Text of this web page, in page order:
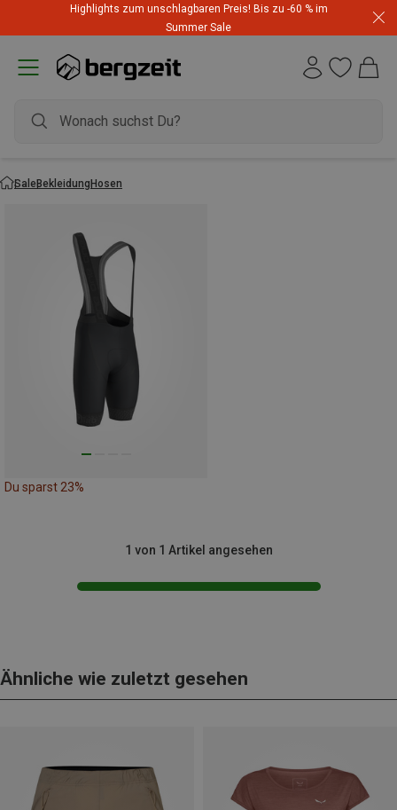
Highlights zum unschlagbaren Preis! Bis zu -60 % im
Summer Sale
SaleBekleidungHosen
Du sparst 23%
1 von 1 Artikel angesehen
Ähnliche wie zuletzt gesehen